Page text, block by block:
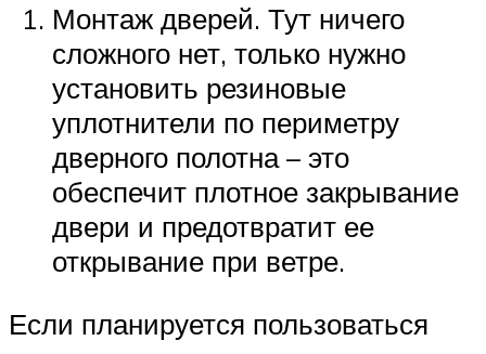
Монтаж дверей. Тут ничего
сложного нет, только нужно
установить резиновые
уплотнители по периметру
дверного полотна – это
обеспечит плотное закрывание
двери и предотвратит ее
открывание при ветре.
Если планируется пользоваться